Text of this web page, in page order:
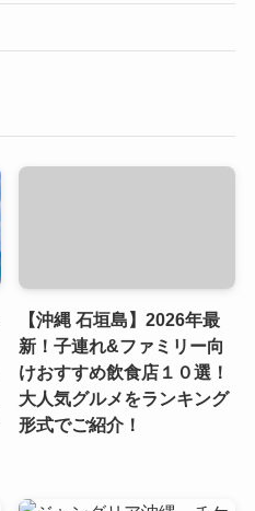
【沖縄 石垣島】2026年最
新！子連れ&ファミリー向
けおすすめ飲食店１０選！
大人気グルメをランキング
形式でご紹介！